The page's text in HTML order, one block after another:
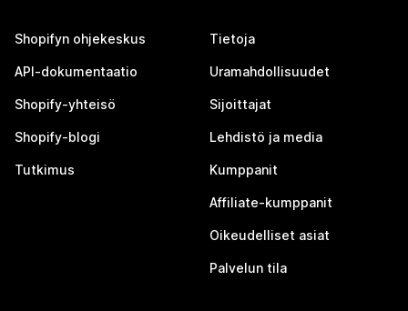
Shopifyn ohjekeskus
API-dokumentaatio
Shopify-yhteisö
Shopify-blogi
Tutkimus
Tietoja
Uramahdollisuudet
Sijoittajat
Lehdistö ja media
Kumppanit
Affiliate-kumppanit
Oikeudelliset asiat
Palvelun tila